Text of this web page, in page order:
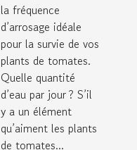
la fréquence
d’arrosage idéale
pour la survie de vos
plants de tomates.
Quelle quantité
d’eau par jour ? S’il
y a un élément
qu’aiment les plants
de tomates...